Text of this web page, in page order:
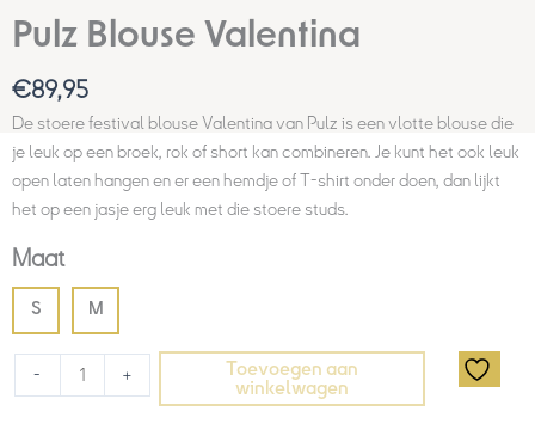
Pulz Blouse Valentina
€89,95
De stoere festival blouse Valentina van Pulz is een vlotte blouse die
je leuk op een broek, rok of short kan combineren. Je kunt het ook leuk
open laten hangen en er een hemdje of T-shirt onder doen, dan lijkt
het op een jasje erg leuk met die stoere studs.
Maat
S M
- +
Toevoegen aan
winkelwagen